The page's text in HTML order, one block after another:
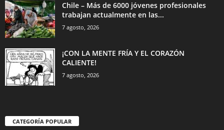
Chile – Más de 6000 jóvenes profesionales
trabajan actualmente en las...
7 agosto, 2026
¡CON LA MENTE FRÍA Y EL CORAZÓN
CALIENTE!
7 agosto, 2026
CATEGORÍA POPULAR